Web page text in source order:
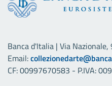
Banca d'Italia | Via
Email:
CF: 00997670583 - P.IVA: